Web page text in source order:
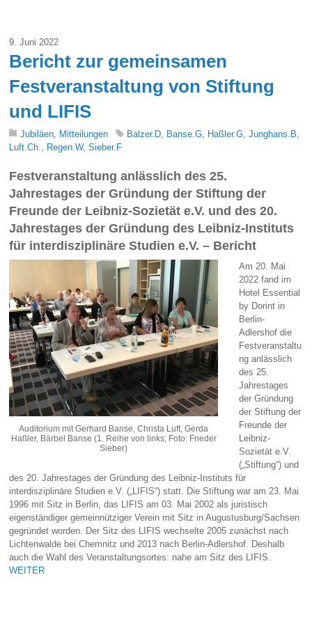
9. Juni 2022
Bericht zur gemeinsamen
Festveranstaltung von Stiftung
und LIFIS
Jubiläen Mitteilungen Balzer.D Banse.G Haßler.G ,Junghans.B
Luft.Ch.
Regen.W,Sieber.F
Festveranstaltung anlässlich des 25.
Jahrestages der Gründung der Stiftung der
Freunde der Leibniz-Sozietät e.V. und des 20.
Jahrestages der Gründung des Leibniz-Instituts
für interdisziplinäre Studien e.V. – Bericht
Auditorium mit Gerhard Banse, Christa Luft, Gerda
Haßler, Bärbel Banse (1. Reihe von links; Foto: Frieder
Sieber)
Am 20. Mai
2022 fand im
Hotel Essential
by Dorint in
Berlin-
Adlershof die
Festveranstaltu
ng anlässlich
des 25.
Jahrestages
der Gründung
der Stiftung der
Freunde der
Leibniz-
Sozietät e.V.
(„Stiftung“) und
des 20. Jahrestages der Gründung des Leibniz-Instituts für
interdisziplinäre Studien e.V. („LIFIS“) statt. Die Stiftung war am 23. Mai
1996 mit Sitz in Berlin, das LIFIS am 03. Mai 2002 als juristisch
eigenständiger gemeinnütziger Verein mit Sitz in Augustusburg/Sachsen
gegründet worden. Der Sitz des LIFIS wechselte 2005 zunächst nach
Lichtenwalde bei Chemnitz und 2013 nach Berlin-Adlershof. Deshalb
auch die Wahl des Veranstaltungsortes: nahe am Sitz des LIFIS.
WEITER